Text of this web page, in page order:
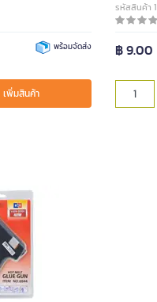
พร้อมจัดส่ง
เพิ่มสินค้า
รหัสสินค้า
฿ 9.00